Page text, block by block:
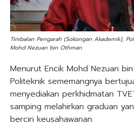
Timbalan Pengarah (Sokongan Akademik),
Mohd Nezuan bin Othman
Menurut Encik Mohd Nezuan
Politeknik sememangnya
menyediakan perkhidmatan
samping melahirkan graduan
berciri keusahawanan.